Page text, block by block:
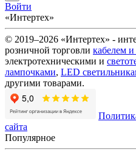
Войти
«Интертех»
© 2019–2026 «Интертех» -
розничной торговли кабелем
электротехническими и
лампочками, LED
другими товарами.
сайта
Популярное